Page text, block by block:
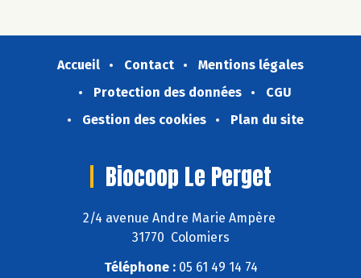
Accueil Contact
Mentions légales
Protection des données
CGU
Gestion des cookies
Plan du site
Biocoop Le Perget
2/4 avenue Andre Marie Ampère
31770 Colomiers
Téléphone :05 61 49 14 74